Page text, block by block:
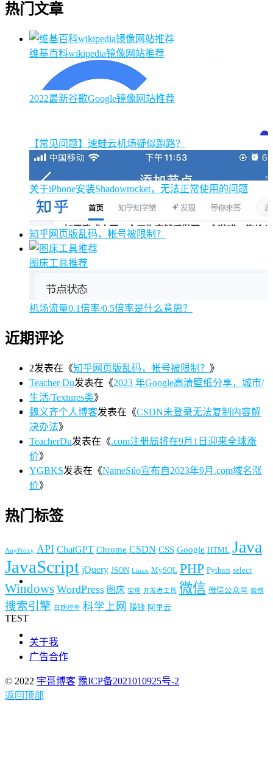
热门文章
维基百科wikipedia镜像网站推荐
2022最新谷歌Google镜像网站推荐
【常见问题】速蛙云机场疑似跑路？
关于iPhone安装Shadowrocket，无法正常使用的问题
知乎网页版乱码，帐号被限制？
图床工具推荐
机场流量0.1倍率/0.5倍率是什么意思？
近期评论
2发表在《知乎网页版乱码，帐号被限制？ 》
Teacher Du发表在《2023 年Google高清壁纸分享，城市/
生活/Textures类》
魏义齐个人博客发表在《CSDN未登录无法复制内容解
决办法》
TeacherDu发表在《.com注册局将在9月1日迎来全球涨
价》
YGBKS发表在《NameSilo宣布自2023年9月.com域名涨
价》
热门标签
AnyProxy API ChatGPT Chrome CSDN CSS Google HTML Java
JavaScript jQuery JSON Linux MySQL PHP Python select
Windows WordPress 图床 宝塔 开发者工具 微信 微信公众号 微博
搜索引擎 日期控件 科学上网 赚钱 阿里云
TEST
关于我
广告合作
© 2022 宇哥博客 豫ICP备2021010925号-2
返回顶部